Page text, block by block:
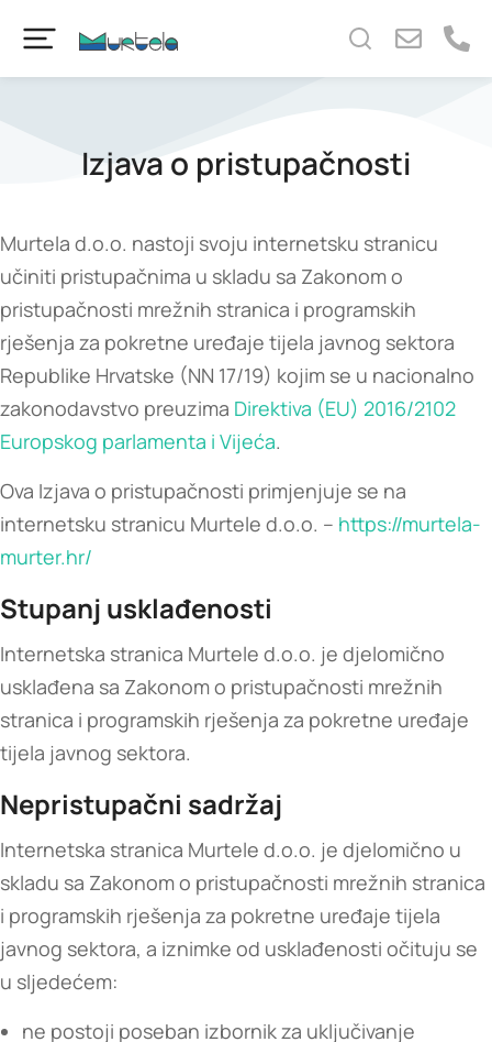
Izjava o pristupačnosti
Murtela d.o.o. nastoji svoju internetsku stranicu
učiniti pristupačnima u skladu sa Zakonom o
pristupačnosti mrežnih stranica i programskih
rješenja za pokretne uređaje tijela javnog sektora
Republike Hrvatske (NN 17/19) kojim se u nacionalno
zakonodavstvo preuzima Direktiva (EU) 2016/2102
Europskog parlamenta i Vijeća.
Ova Izjava o pristupačnosti primjenjuje se na
internetsku stranicu Murtele d.o.o. – https://murtela-
murter.hr/
Stupanj usklađenosti
Internetska stranica Murtele d.o.o. je djelomično
usklađena sa Zakonom o pristupačnosti mrežnih
stranica i programskih rješenja za pokretne uređaje
tijela javnog sektora.
Nepristupačni sadržaj
Internetska stranica Murtele d.o.o. je djelomično u
skladu sa Zakonom o pristupačnosti mrežnih stranica
i programskih rješenja za pokretne uređaje tijela
javnog sektora, a iznimke od usklađenosti očituju se
u sljedećem:
ne postoji poseban izbornik za uključivanje